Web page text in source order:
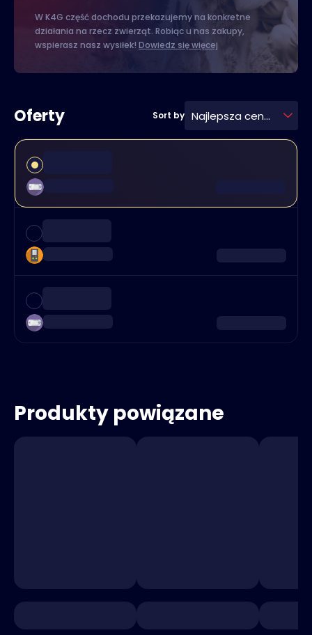
W K4G część dochodu przekazujemy na konkretne
działania na rzecz zwierząt. Robiąc u nas zakupy,
wspierasz nasz wysiłek! Dowiedz się więcej
Oferty Sort by Najlepsza cena
Produkty powiązane